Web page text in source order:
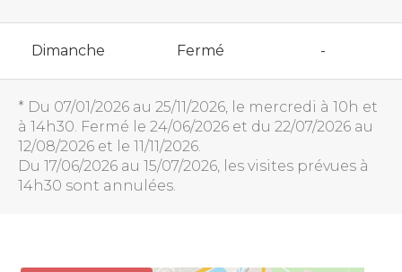
Dimanche Fermé -
* Du 07/01/2026 au 25/11/2026, le mercredi à 10h et
à 14h30. Fermé le 24/06/2026 et du 22/07/2026 au
12/08/2026 et le 11/11/2026.
Du 17/06/2026 au 15/07/2026, les visites prévues à
14h30 sont annulées.